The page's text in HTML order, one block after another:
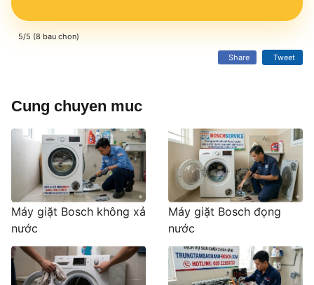
5/5 (8 bau chon)
Share Tweet
Cung chuyen muc
Máy giặt Bosch không xả
nước
Máy giặt Bosch đọng
nước